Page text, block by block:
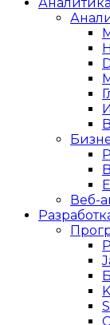
Веб-